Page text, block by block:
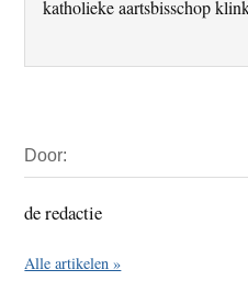
katholieke aartsbisschop
Sidebar
Door:
de redactie
Alle artikelen »